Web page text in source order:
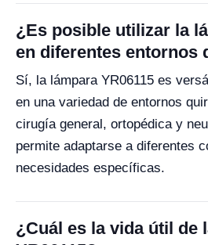
¿Es posible utilizar la
en diferentes entornos
Sí, la lámpara YR06115 es
en una variedad de entornos
cirugía general, ortopédica y
permite adaptarse a diferentes
necesidades específicas.
¿Cuál es la vida útil de